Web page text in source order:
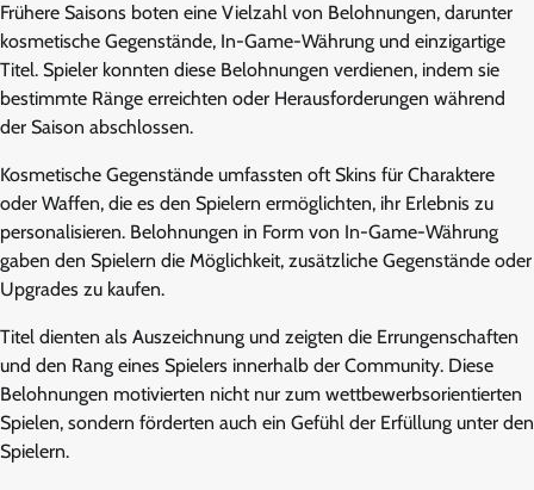
Frühere Saisons boten eine Vielzahl von Belohnungen, darunter
kosmetische Gegenstände, In-Game-Währung und einzigartige
Titel. Spieler konnten diese Belohnungen verdienen, indem sie
bestimmte Ränge erreichten oder Herausforderungen während
der Saison abschlossen.
Kosmetische Gegenstände umfassten oft Skins für Charaktere
oder Waffen, die es den Spielern ermöglichten, ihr Erlebnis zu
personalisieren. Belohnungen in Form von In-Game-Währung
gaben den Spielern die Möglichkeit, zusätzliche Gegenstände oder
Upgrades zu kaufen.
Titel dienten als Auszeichnung und zeigten die Errungenschaften
und den Rang eines Spielers innerhalb der Community. Diese
Belohnungen motivierten nicht nur zum wettbewerbsorientierten
Spielen, sondern förderten auch ein Gefühl der Erfüllung unter den
Spielern.